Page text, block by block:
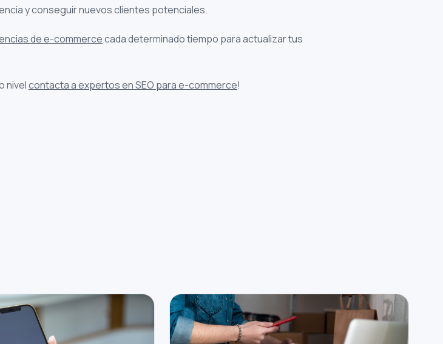
y conseguir nuevos clientes potenciales.
de e-commercecada determinado tiempo para actualizar tus
nivelcontacta a expertos en SEO para e-commerce!